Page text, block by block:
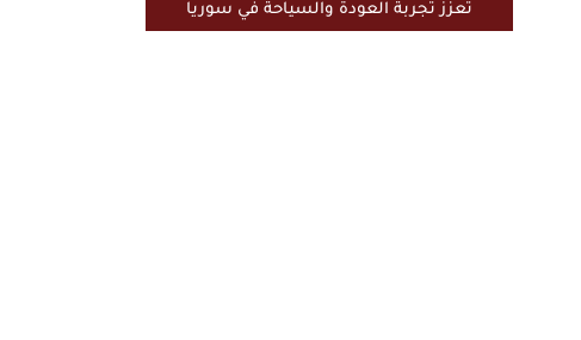
تعزز تجربة العودة والسياحة في سوريا